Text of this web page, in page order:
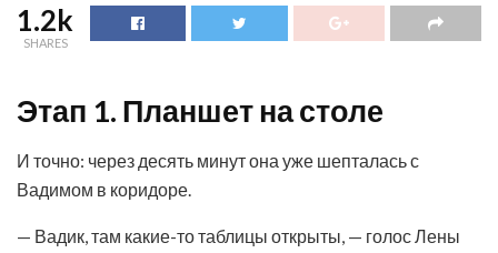
1.2k
SHARES
Этап 1. Планшет на столе
И точно: через десять минут она уже шепталась с
Вадимом в коридоре.
— Вадик, там какие-то таблицы открыты, — голос Лены